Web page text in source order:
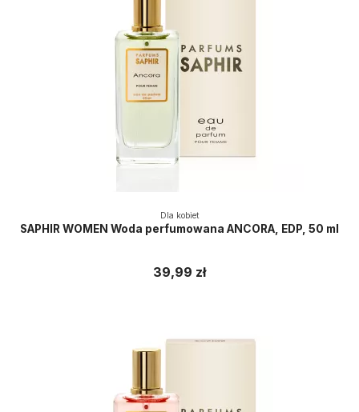
Dla kobiet
SAPHIR WOMEN Woda perfumowana ANCORA, EDP, 50 ml
39,99 zł